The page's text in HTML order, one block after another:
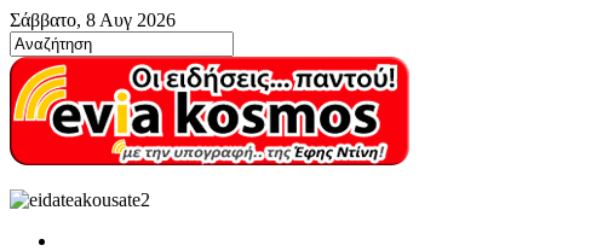
Σάββατο, 8 Αυγ 2026